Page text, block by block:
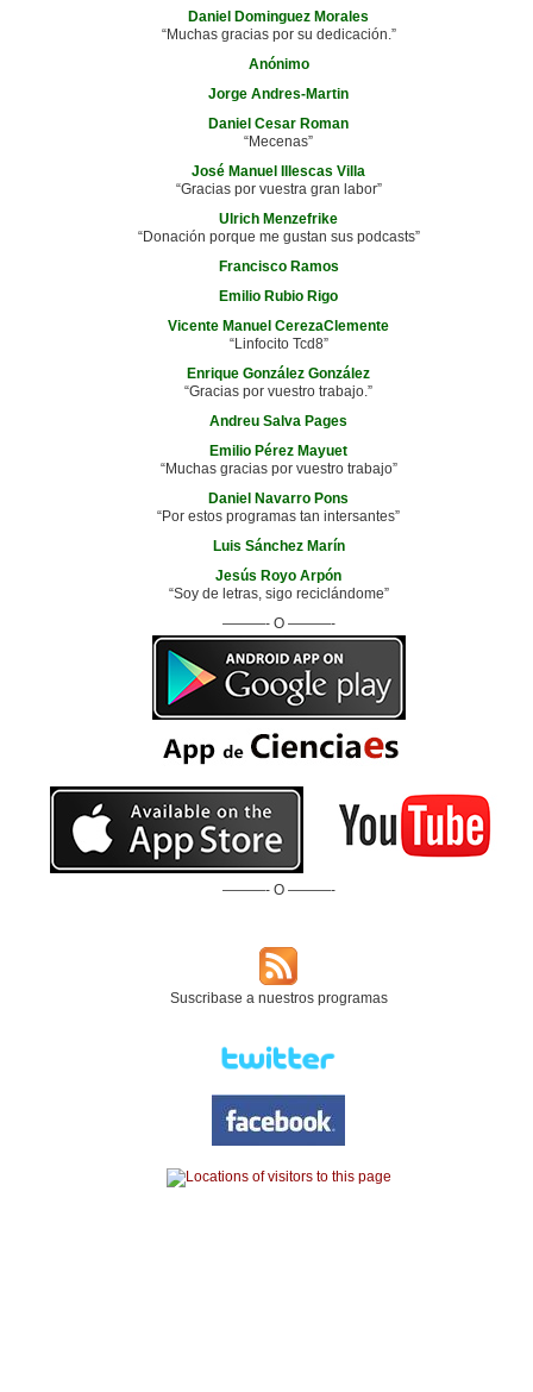
Daniel Dominguez Morales
“Muchas gracias por su dedicación.”
Anónimo
Jorge Andres-Martin
Daniel Cesar Roman
“Mecenas”
José Manuel Illescas Villa
“Gracias por vuestra gran labor”
Ulrich Menzefrike
“Donación porque me gustan sus podcasts”
Francisco Ramos
Emilio Rubio Rigo
Vicente Manuel CerezaClemente
“Linfocito Tcd8”
Enrique González González
“Gracias por vuestro trabajo.”
Andreu Salva Pages
Emilio Pérez Mayuet
“Muchas gracias por vuestro trabajo”
Daniel Navarro Pons
“Por estos programas tan intersantes”
Luis Sánchez Marín
Jesús Royo Arpón
“Soy de letras, sigo reciclándome”
———- O ———-
———- O ———-
Suscribase a nuestros programas